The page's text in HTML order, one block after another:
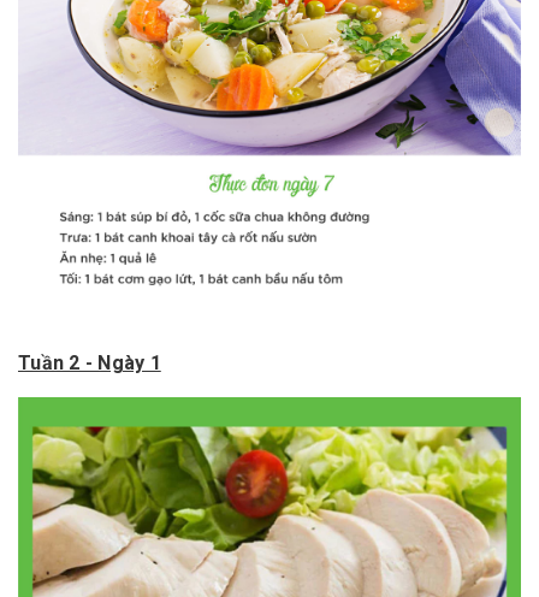
Tuần 2 - Ngày 1